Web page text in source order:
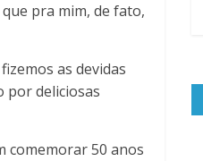
pra mim, de fato,
as devidas
por deliciosas
comemorar 50 anos